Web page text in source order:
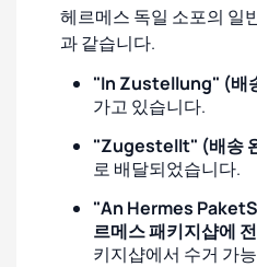
헤르메스 독일 소포의 일
과 같습니다.
"In Zustellung" (배
가고 있습니다.
"Zugestellt" (배송
로 배달되었습니다.
"An Hermes
르메스 패키지샵에
키지샵에서 수거 가